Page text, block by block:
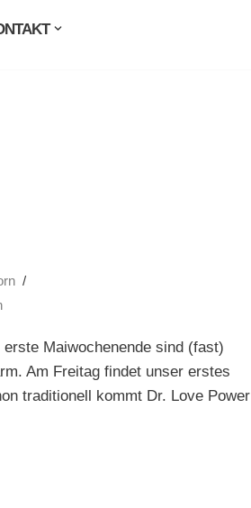
Maiwochenende sind (fast)
Am Freitag findet unser erstes
traditionell kommt Dr. Love Power